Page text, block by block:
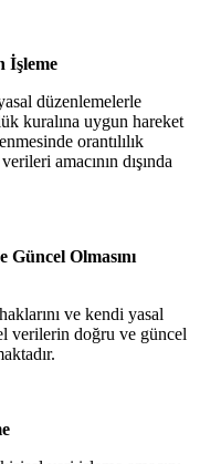
İşleme
düzenlemelerle
kuralına uygun hareket
orantılılık
amacının dışında
Olmasını
ve kendi yasal
verilerin doğru ve güncel